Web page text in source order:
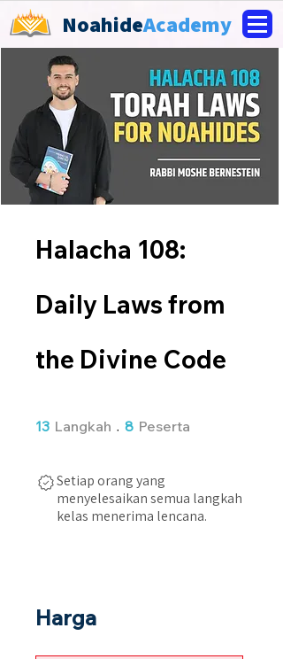
NoahideAcademy
Halacha 108:
Daily Laws from
the Divine Code
13 Langkah 8 Peserta
Setiap orang yang
menyelesaikan semua langkah
kelas menerima lencana.
Harga